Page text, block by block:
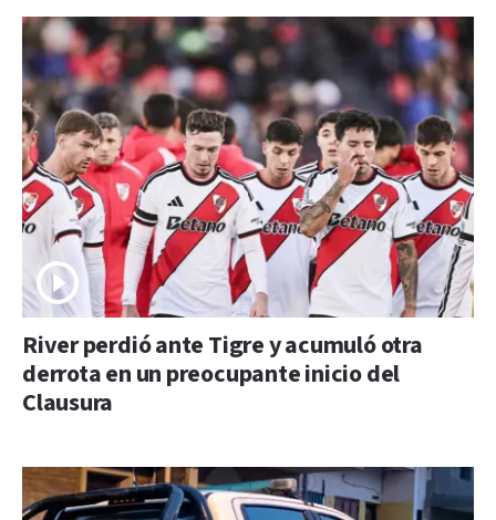
River perdió ante Tigre y acumuló otra
derrota en un preocupante inicio del
Clausura